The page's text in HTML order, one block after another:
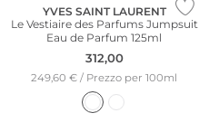
YVES SAINT LAURENT
Le Vestiaire des Parfums Jumpsuit
Eau de Parfum 125ml
312,00
249,60 € / Prezzo per 100ml